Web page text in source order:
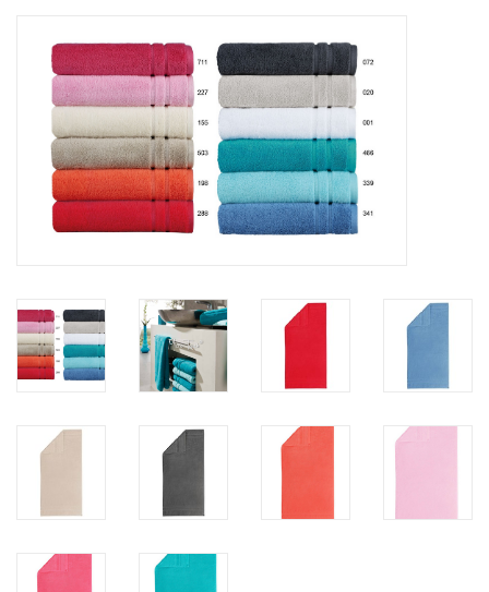
Badezimmer & Sauna
Haus-Bademäntel
Plaids, Decken, Kissen
Edles aus Cashmere
Kinder
Geschenkideen und